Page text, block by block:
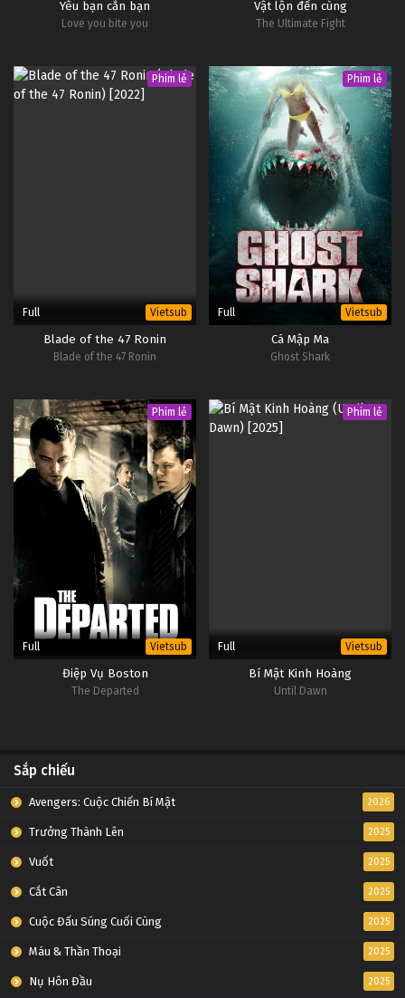
Yêu bạn cắn bạn
Love you bite you
Vật lộn đến cùng
The Ultimate Fight
Phim lẻ
Full Vietsub
Blade of the 47 Ronin
Blade of the 47 Ronin
Phim lẻ
Full Vietsub
Cá Mập Ma
Ghost Shark
Phim lẻ
Full Vietsub
Điệp Vụ Boston
The Departed
Phim lẻ
Full Vietsub
Bí Mật Kinh Hoàng
Until Dawn
Sắp chiếu
Avengers: Cuộc Chiến Bí Mật 2026
Trưởng Thành Lên 2025
Vuốt 2025
Cắt Cân 2025
Cuộc Đấu Súng Cuối Cùng 2025
Máu & Thần Thoại 2025
Nụ Hôn Đầu 2025